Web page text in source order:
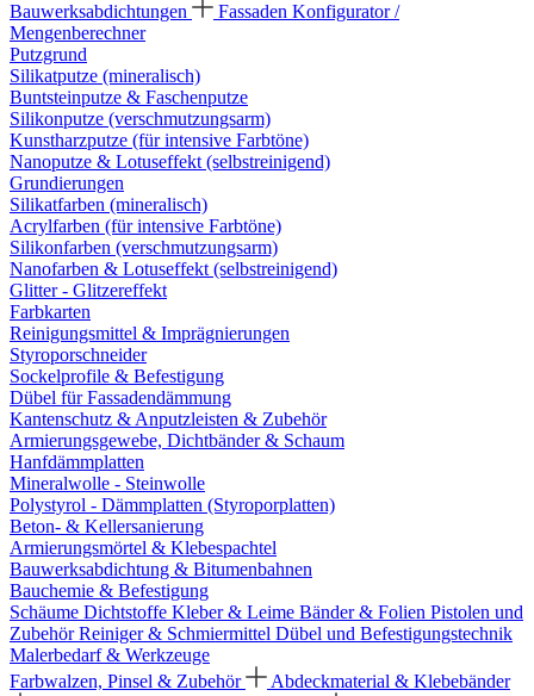
Bauwerksabdichtungen
Fassaden Konfigurator /
Mengenberechner
Putzgrund
Silikatputze (mineralisch)
Buntsteinputze & Faschenputze
Silikonputze (verschmutzungsarm)
Kunstharzputze (für intensive Farbtöne)
Nanoputze & Lotuseffekt (selbstreinigend)
Grundierungen
Silikatfarben (mineralisch)
Acrylfarben (für intensive Farbtöne)
Silikonfarben (verschmutzungsarm)
Nanofarben & Lotuseffekt (selbstreinigend)
Glitter - Glitzereffekt
Farbkarten
Reinigungsmittel & Imprägnierungen
Styroporschneider
Sockelprofile & Befestigung
Dübel für Fassadendämmung
Kantenschutz & Anputzleisten & Zubehör
Armierungsgewebe, Dichtbänder & Schaum
Hanfdämmplatten
Mineralwolle - Steinwolle
Polystyrol - Dämmplatten (Styroporplatten)
Beton- & Kellersanierung
Armierungsmörtel & Klebespachtel
Bauwerksabdichtung & Bitumenbahnen
Bauchemie & Befestigung
Schäume Dichtstoffe Kleber & Leime Bänder & Folien Pistolen und
ZubehörReiniger & Schmiermittel Dübel und Befestigungstechnik
Malerbedarf & Werkzeuge
Farbwalzen, Pinsel & Zubehör
Abdeckmaterial & Klebebänder